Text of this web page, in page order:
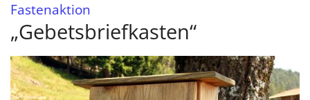
Fastenaktion
„Gebetsbriefkasten“